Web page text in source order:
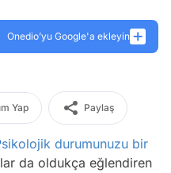
Onedio’yu Google'a ekleyin
Yap Paylaş
durumunuzu bir
da oldukça eğlendiren